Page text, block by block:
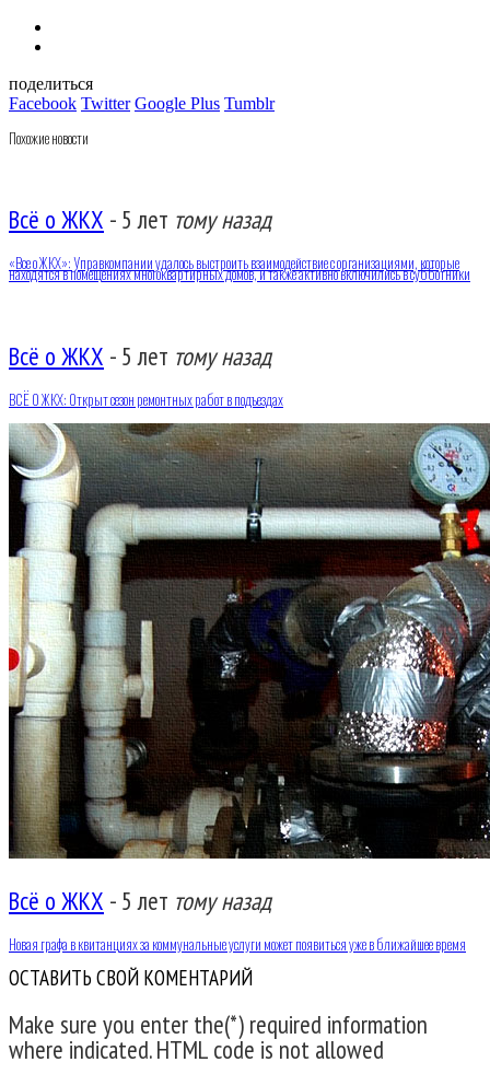
поделиться
Facebook Twitter Google Plus Tumblr
Похожие новости
Всё о ЖКХ - 5 лет тому назад
«Все о ЖКХ»: Управкомпании удалось выстроить взаимодействие с организациями, которые
находятся в помещениях многоквартирных домов, и также активно включились в субботники
Всё о ЖКХ - 5 лет тому назад
ВСЁ О ЖКХ: Открыт сезон ремонтных работ в подъездах
Всё о ЖКХ - 5 лет тому назад
Новая графа в квитанциях за коммунальные услуги может появиться уже в ближайшее время
ОСТАВИТЬ СВОЙ КОМЕНТАРИЙ
Make sure you enter the(*) required information
where indicated. HTML code is not allowed